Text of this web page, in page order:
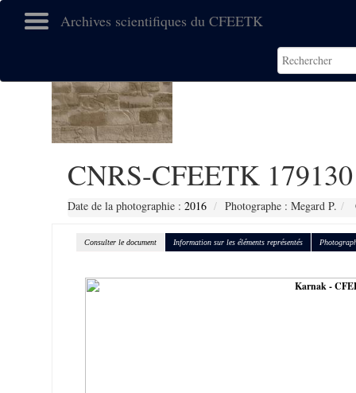
Archives scientifiques du CFEETK
CNRS-CFEETK 179130
Date de la photographie : 2016 Photographe : Megard P.
Consulter le document Information sur les éléments représentés